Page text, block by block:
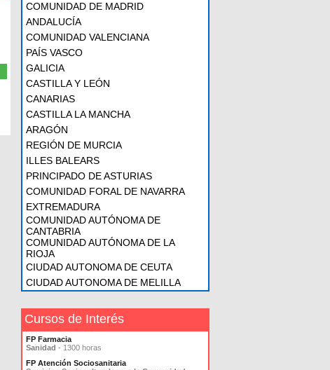
COMUNIDAD DE MADRID
ANDALUCÍA
COMUNIDAD VALENCIANA
PAÍS VASCO
GALICIA
CASTILLA Y LEÓN
CANARIAS
CASTILLA LA MANCHA
ARAGÓN
REGIÓN DE MURCIA
ILLES BALEARS
PRINCIPADO DE ASTURIAS
COMUNIDAD FORAL DE NAVARRA
EXTREMADURA
COMUNIDAD AUTÓNOMA DE
CANTABRIA
COMUNIDAD AUTÓNOMA DE LA
RIOJA
CIUDAD AUTONOMA DE CEUTA
CIUDAD AUTONOMA DE MELILLA
Cursos de Interés
FP Farmacia
Sanidad - 1300 horas
FP Atención Sociosanitaria